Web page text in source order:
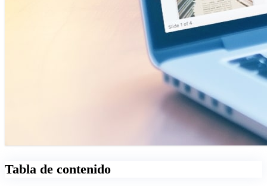
Tabla de contenido